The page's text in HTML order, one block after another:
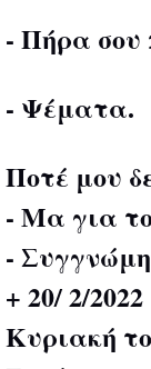
- Πήρα σου
- Ψέματα.
Ποτέ μου
- Μα για
-
+ 20/ 2/2022
Κυριακή